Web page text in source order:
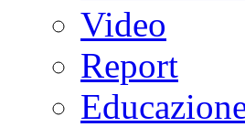
Video
Report